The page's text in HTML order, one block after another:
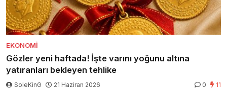
EKONOMI
Gözler yeni haftada! İşte varını yoğunu altına
yatıranları bekleyen tehlike
SoleKinG 21 Haziran 2026 0 11